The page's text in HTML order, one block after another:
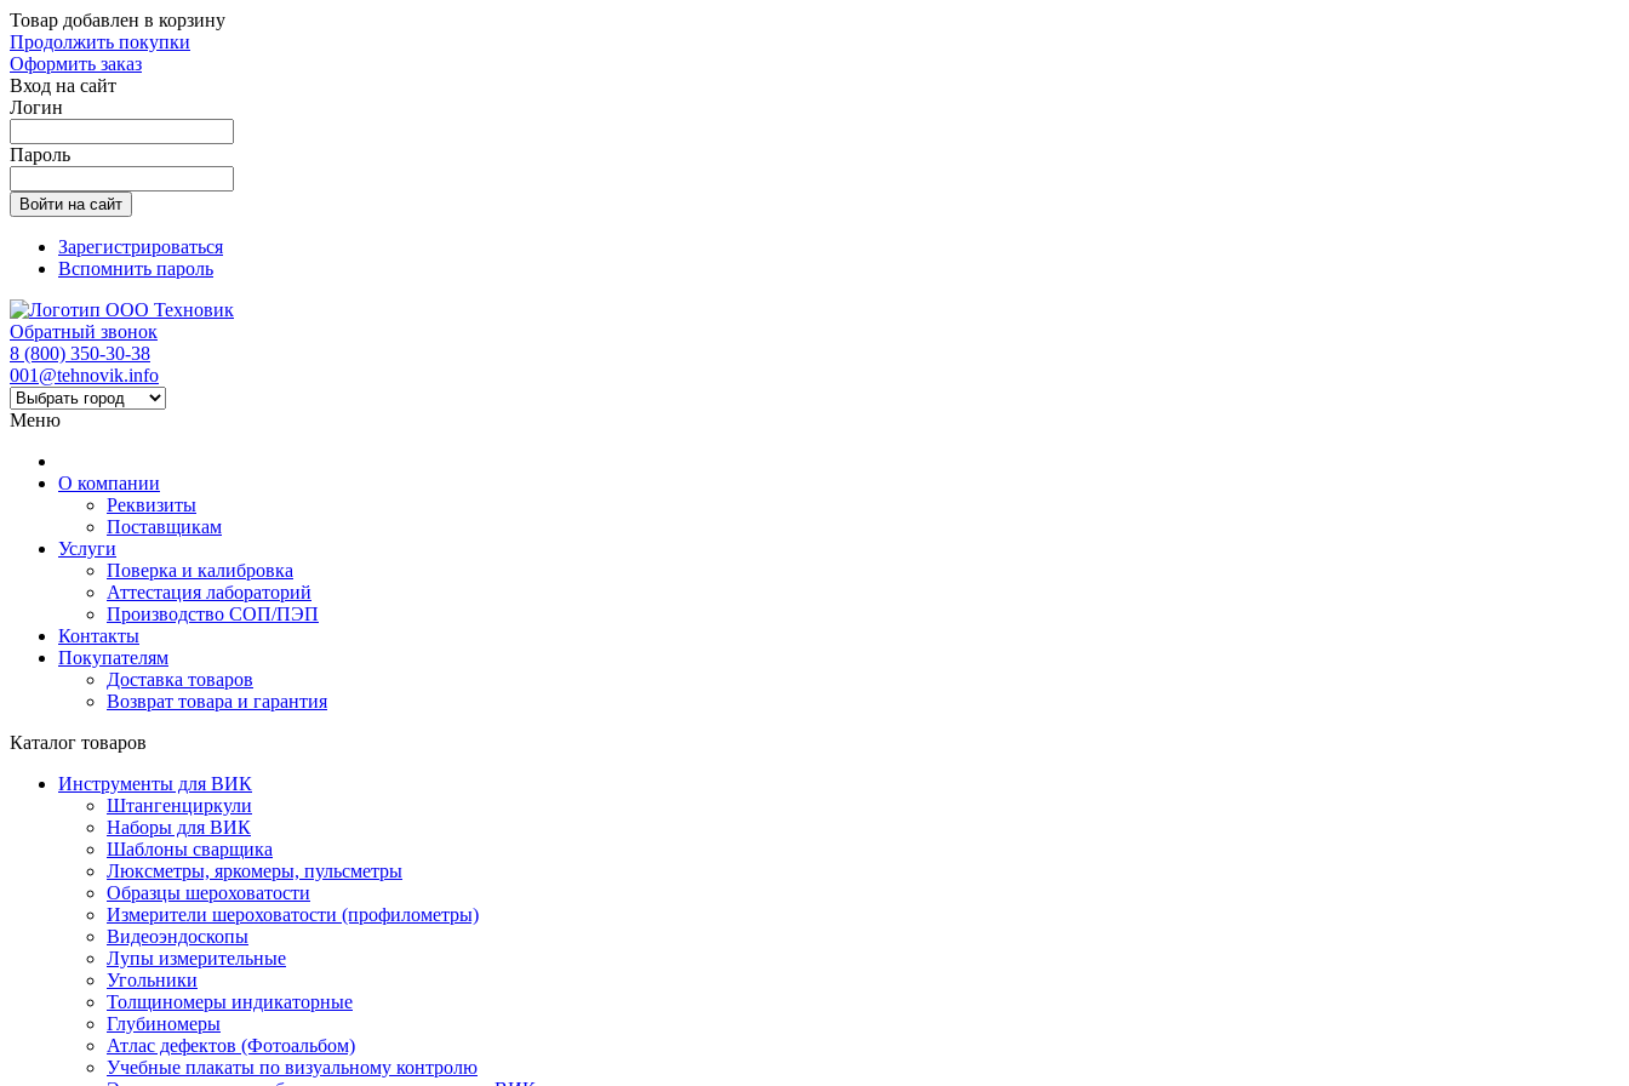
Товар добавлен в корзину
Продолжить покупки
Оформить заказ
Вход на сайт
Логин
Пароль
Зарегистрироваться
Вспомнить пароль
Обратный звонок
8 (800) 350-30-38
001@tehnovik.info
Меню
О компании
Реквизиты
Поставщикам
Услуги
Поверка и калибровка
Аттестация лабораторий
Производство СОП/ПЭП
Контакты
Покупателям
Доставка товаров
Возврат товара и гарантия
Каталог товаров
Инструменты для ВИК
Штангенциркули
Наборы для ВИК
Шаблоны сварщика
Люксметры, яркомеры, пульсметры
Образцы шероховатости
Измерители шероховатости (профилометры)
Видеоэндоскопы
Лупы измерительные
Угольники
Толщиномеры индикаторные
Глубиномеры
Атлас дефектов (Фотоальбом)
Учебные плакаты по визуальному контролю